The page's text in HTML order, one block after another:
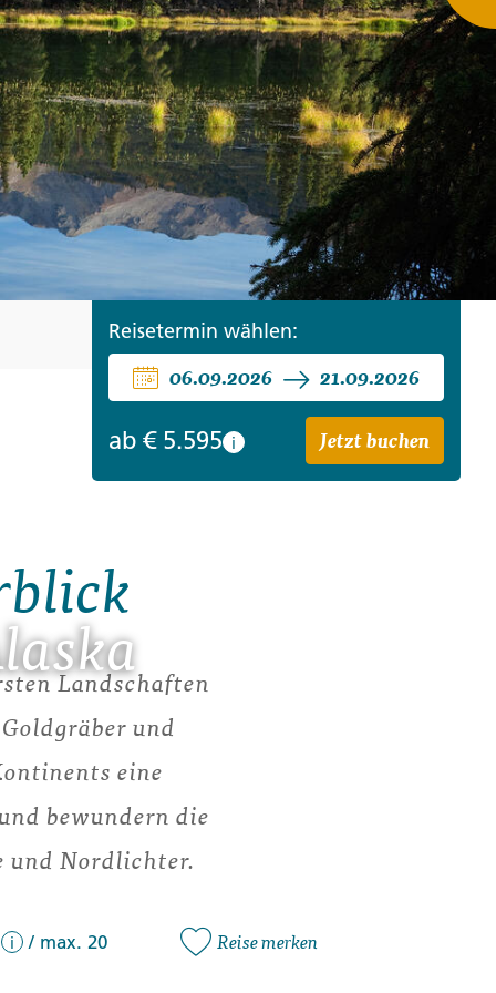
Zypern
Beratung+49 (0) 431 5446-0 Reisefinder öffnen
Beratung+49 (0) 431 5446-0 Reisefinder öffnen
Beratung+49 (0) 431 5446-0 Reisefinder öffnen
Reisetermin wählen:
06.09.2026 21.09.2026
ab € 5.595 i Jetzt buchen
Landschaften
und
eine
bewundern die
und Nordlichter.
i / max. 20 Reise merken